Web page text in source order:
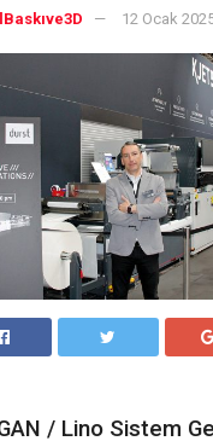
12 Ocak
/ Lino Sistem